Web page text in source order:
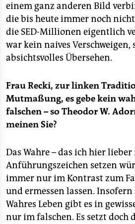
einem ganz anderen Bild
die bis heute immer noch
die SED-Millionen eigentlich
war kein naives Verschweigen,
absichtsvolles Übersehen.
Frau Recki, zur linken
Mutmaßung, es gebe kein
falschen – so Theodor W.
meinen Sie?
Das Wahre – das ich hier lieber
Anführungszeichen setzen
immer nur im Kontrast zum
und ermessen lassen.
Wahres Leben gibt es in
nur im falschen. Es setzt doch